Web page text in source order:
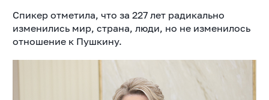
Спикер отметила, что за 227 лет радикально
изменились мир, страна, люди, но не изменилось
отношение к Пушкину.